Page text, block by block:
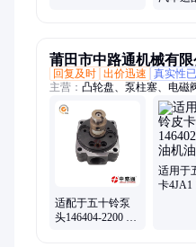
莆田市中路通机械有限
回复及时 出价迅速 真实性
主营： 凸轮盘、泵柱塞、电磁
现代suv、出油阀、高压泵、
器、增压阀、7183-125l、博
动轴、十字块、泄压阀、调压
适配于五十铃泵
头146404-2200 油
适用于
卡4JA1